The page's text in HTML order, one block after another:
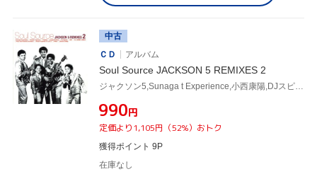
中古
ＣＤ
アルバム
Soul Source JACKSON 5 REMIXES 2
ジャクソン5,Sunaga t Experience,小西康陽,DJスピナ,ジャングル・ブラザーズ,東京スカパラダイスオーケストラ,藤原ヒロシ,D.J.BOBO JAMES
¥990円
定価より1,105円（52%）おトク
獲得ポイント 9P
在庫なし